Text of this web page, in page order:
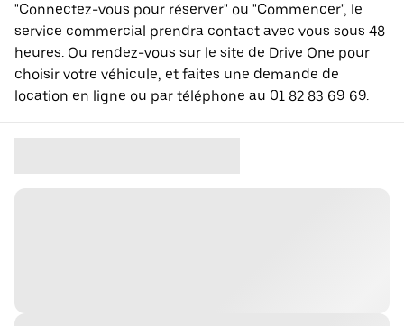
"Connectez-vous pour réserver" ou "Commencer", le
service commercial prendra contact avec vous sous 48
heures. Ou rendez-vous sur le site de Drive One pour
choisir votre véhicule, et faites une demande de
location en ligne ou par téléphone au 01 82 83 69 69.